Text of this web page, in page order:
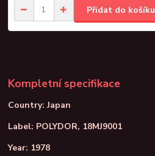
Přidat do košíku
Kompletní specifikace
Country: Japan
Label: POLYDOR, 18MJ9001
Year: 1978